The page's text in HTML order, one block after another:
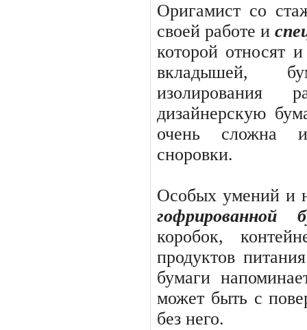
Оригамист со
своей работе и
которой относят
вкладышей,
изолирования
дизайнерскую
очень сложна и
сноровки.
Особых умений и
гофрированной
коробок,
продуктов
бумаги
может быть с
без него.